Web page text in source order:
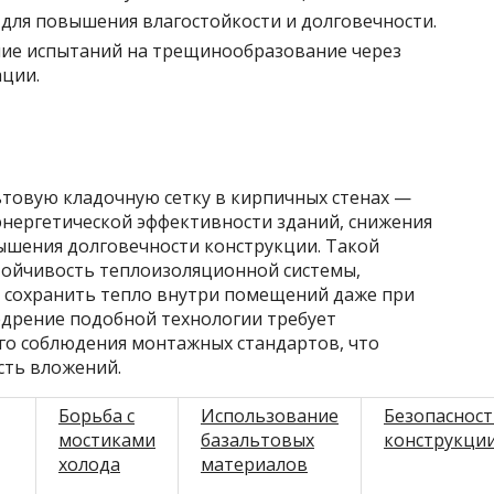
повышения влагостойкости и долговечности.
испытаний на трещинообразование через
кладочную сетку в кирпичных стенах —
эффективности зданий, снижения
долговечности конструкции. Такой
теплоизоляционной системы,
тепло внутри помещений даже при
подобной технологии требует
соблюдения монтажных стандартов, что
вложений.
Борьба с
мостиками
холода
Использование
базальтовых
материалов